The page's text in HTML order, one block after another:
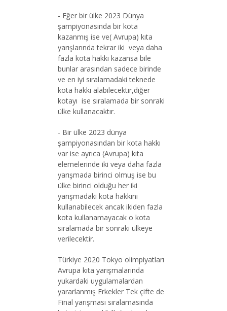
- Eğer bir ülke 2023 Dünya
şampiyonasında bir kota
kazanmış ise ve( Avrupa) kıta
yarışlarında tekrar iki veya daha
fazla kota hakkı kazansa bile
bunlar arasından sadece birinde
ve en iyi sıralamadaki teknede
kota hakkı alabilecektir,diğer
kotayı ise sıralamada bir sonraki
ülke kullanacaktır.
- Bir ülke 2023 dünya
şampiyonasından bir kota hakkı
var ise ayrıca (Avrupa) kıta
elemelerinde iki veya daha fazla
yarışmada birinci olmuş ise bu
ülke birinci olduğu her iki
yarışmadaki kota hakkını
kullanabilecek ancak ikiden fazla
kota kullanamayacak o kota
sıralamada bir sonraki ülkeye
verilecektir.
Türkiye 2020 Tokyo olimpiyatları
Avrupa kıta yarışmalarında
yukardaki uygulamalardan
yararlanmış Erkekler Tek çifte de
Final yarışması sıralamasında